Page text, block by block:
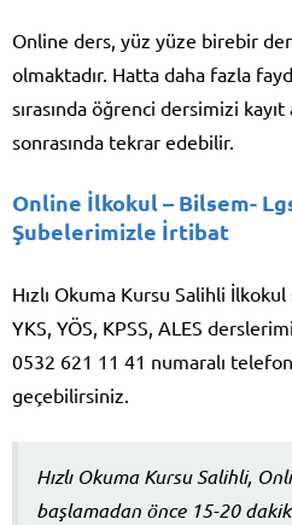
Online ders, yüz yüze birebir
olmaktadır. Hatta daha fazla
sırasında öğrenci dersimizi
sonrasında tekrar edebilir.
Online İlkokul – Bilsem-
Şubelerimizle İrtibat
Hızlı Okuma Kursu Salihli
YKS, YÖS, KPSS, ALES
0532 621 11 41 numaralı
geçebilirsiniz.
Hızlı Okuma Kursu Salihli,
başlamadan önce 15-20